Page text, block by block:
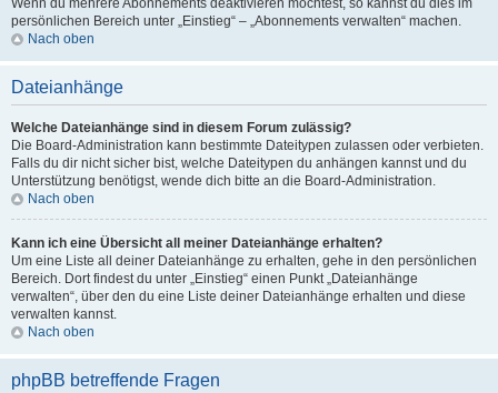
Wenn du mehrere Abonnements deaktivieren möchtest, so kannst du dies im
persönlichen Bereich unter „Einstieg“ – „Abonnements verwalten“ machen.
Nach oben
Dateianhänge
Welche Dateianhänge sind in diesem Forum zulässig?
Die Board-Administration kann bestimmte Dateitypen zulassen oder verbieten.
Falls du dir nicht sicher bist, welche Dateitypen du anhängen kannst und du
Unterstützung benötigst, wende dich bitte an die Board-Administration.
Nach oben
Kann ich eine Übersicht all meiner Dateianhänge erhalten?
Um eine Liste all deiner Dateianhänge zu erhalten, gehe in den persönlichen
Bereich. Dort findest du unter „Einstieg“ einen Punkt „Dateianhänge
verwalten“, über den du eine Liste deiner Dateianhänge erhalten und diese
verwalten kannst.
Nach oben
phpBB betreffende Fragen